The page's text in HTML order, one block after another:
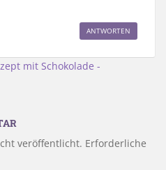
ANTWORTEN
mit Schokolade -
veröffentlicht. Erforderliche